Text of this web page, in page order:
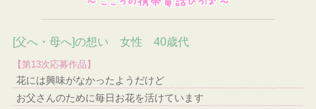
[父へ・母へ]の想い 女性 40歳代
【第13次応募作品】
花には興味がなかったようだけど
お父さんのために毎日お花を活けています